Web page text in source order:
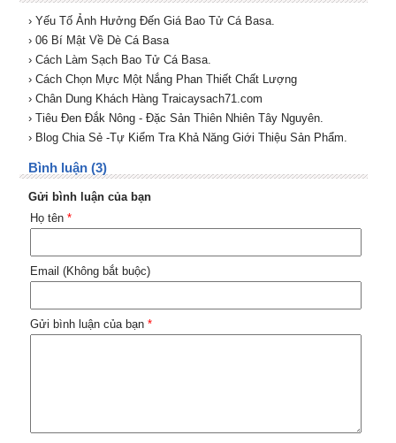
› Yếu Tố Ảnh Hưởng Đến Giá Bao Tử Cá Basa.
› 06 Bí Mật Về Dè Cá Basa
› Cách Làm Sạch Bao Tử Cá Basa.
› Cách Chọn Mực Một Nắng Phan Thiết Chất Lượng
› Chân Dung Khách Hàng Traicaysach71.com
› Tiêu Đen Đắk Nông - Đặc Sản Thiên Nhiên Tây Nguyên.
› Blog Chia Sẻ -Tự Kiểm Tra Khả Năng Giới Thiệu Sản Phẩm.
Bình luận (3)
Gửi bình luận của bạn
Họ tên *
Email (Không bắt buộc)
Gửi bình luận của bạn *